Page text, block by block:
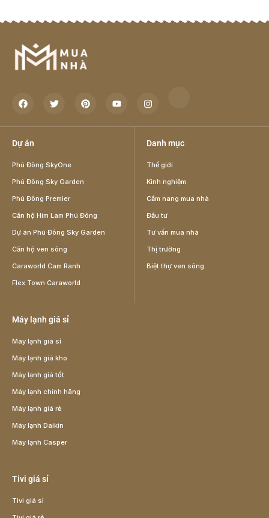
Dự án
Phú Đông SkyOne
Phú Đông Sky Garden
Phú Đông Premier
Căn hộ Him Lam Phú Đông
Dự án Phú Đông Sky Garden
Căn hộ ven sông
Caraworld Cam Ranh
Flex Town Caraworld
Danh mục
Thế giới
Kinh nghiệm
Cẩm nang mua nhà
Đầu tư
Tư vấn mua nhà
Thị trường
Biệt thự ven sông
Máy lạnh giá sỉ
Máy lạnh giá sỉ
Máy lạnh giá kho
Máy lạnh giá tốt
Máy lạnh chính hãng
Máy lạnh giá rẻ
Máy lạnh Daikin
Máy lạnh Casper
Tivi giá sỉ
Tivi giá sỉ